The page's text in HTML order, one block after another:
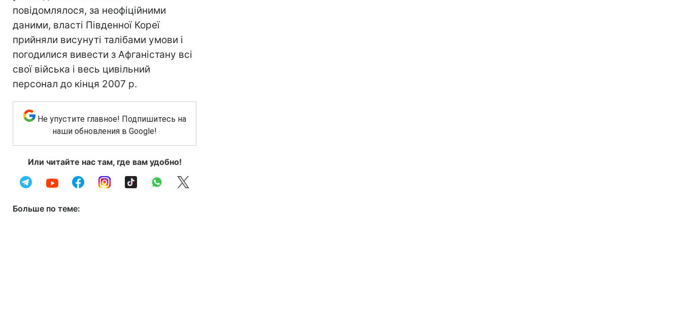
повідомлялося, за неофіційними
даними, власті Південної Кореї
прийняли висунуті талібами умови і
погодилися вивести з Афганістану всі
свої війська і весь цивільний
персонал до кінця 2007 р.
Не упустите главное! Подпишитесь на
наши обновления в Google!
Или читайте нас там, где вам удобно!
Больше по теме: